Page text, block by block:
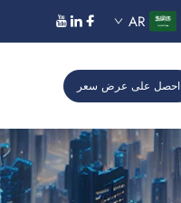
AR
احصل على عرض سعر